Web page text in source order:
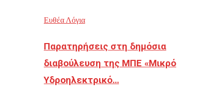
Ευθέα Λόγια
Παρατηρήσεις στη δημόσια
διαβούλευση της ΜΠΕ «Μικρό
Υδροηλεκτρικό…